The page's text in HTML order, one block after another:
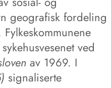
geografisk fordeling
ved
av 1969. I
signaliserte